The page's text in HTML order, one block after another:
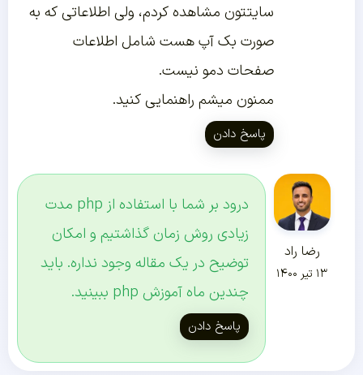
سایتتون مشاهده کردم، ولی اطلاعاتی که به
صورت بک آپ هست شامل اطلاعات
صفحات دمو نیست.
ممنون میشم راهنمایی کنید.
پاسخ دادن
رضا راد
۱۳ تیر ۱۴۰۰
درود بر شما با استفاده از php مدت
زیادی روش زمان گذاشتیم و امکان
توضیح در یک مقاله وجود نداره. باید
چندین ماه آموزش php ببینید.
پاسخ دادن